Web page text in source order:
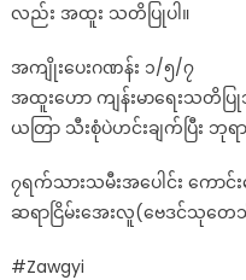
လည်း အထူး သတိပြုပါ။
အကျိုးပေးဂဏန်း ၁/၅/၇
အထူးဟော ကျန်းမာရေးသတိပ
ယတြာ သီးစုံပဲဟင်းချက်ပြီး ဘု
၇ရက်သားသမီးအပေါင်း ကော
ဆရာငြိမ်းအေးလူ(ဗေဒင်သုတ
#Zawgyi